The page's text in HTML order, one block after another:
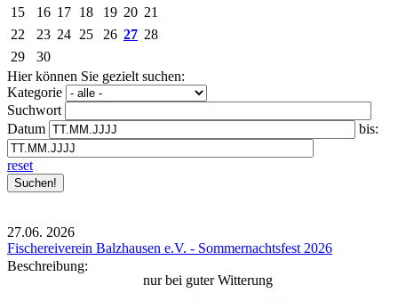
15
16 17 18 19 20 21
22
23 24 25 26 27 28
29
30
Hier können Sie gezielt suchen:
Kategorie
Suchwort
Datum
bis:
reset
27.06. 2026
Fischereiverein Balzhausen e.V. - Sommernachtsfest 2026
Beschreibung:
nur bei guter Witterung